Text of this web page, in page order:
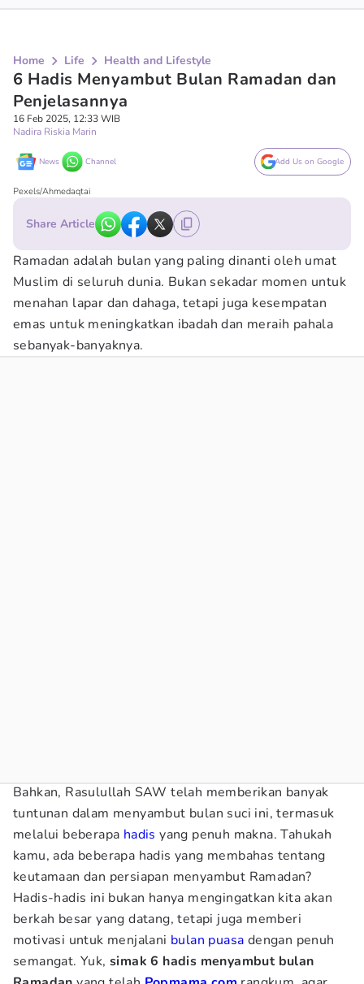
Home Life Health and Lifestyle
6 Hadis Menyambut Bulan Ramadan dan
Penjelasannya
16 Feb 2025, 12:33 WIB
Nadira Riskia Marin
News Channel Add Us on Google
Pexels/Ahmedaqtai
Share Article
Ramadan adalah bulan yang paling dinanti oleh umat
Muslim di seluruh dunia. Bukan sekadar momen untuk
menahan lapar dan dahaga, tetapi juga kesempatan
emas untuk meningkatkan ibadah dan meraih pahala
sebanyak-banyaknya.
Bahkan, Rasulullah SAW telah memberikan banyak
tuntunan dalam menyambut bulan suci ini, termasuk
melalui beberapa hadis yang penuh makna. Tahukah
kamu, ada beberapa hadis yang membahas tentang
keutamaan dan persiapan menyambut Ramadan?
Hadis-hadis ini bukan hanya mengingatkan kita akan
berkah besar yang datang, tetapi juga memberi
motivasi untuk menjalani bulan puasa dengan penuh
semangat. Yuk, simak 6 hadis menyambut bulan